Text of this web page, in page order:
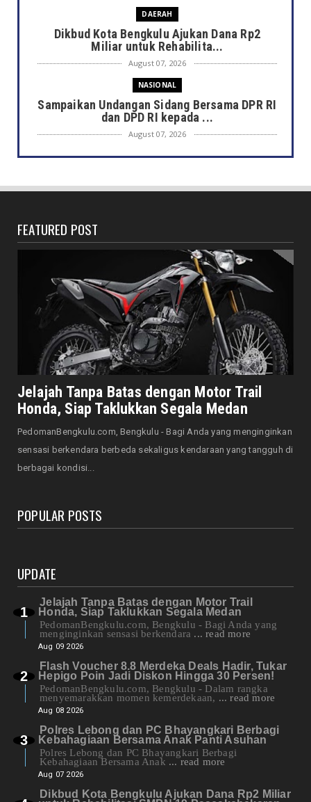
DAERAH
Dikbud Kota Bengkulu Ajukan Dana Rp2
Miliar untuk Rehabilita...
August 07, 2026
NASIONAL
Sampaikan Undangan Sidang Bersama DPR RI
dan DPD RI kepada ...
August 07, 2026
DAERAH
Gelar Lomba Kebersihan...
Jaga Kehormatan Simbol Negara, Walikota:
Jangan Pasang Bende...
August 07, 2026
DAERAH
Bersama Forkopimda, Walikota – Wawali
Bagikan 5.000 Bendera ...
August 07, 2026
JELAJAH
Saat Amal Masjid Keliru, Nasib Negeri
Mengharu-biru
August 07, 2026
Honda CUV e: Motor Listrik Canggih, Penuh
FEATURED POST
Jelajah Tanpa Batas dengan Motor Trail
Honda, Siap Taklukkan Segala Medan
PedomanBengkulu.com, Bengkulu - Bagi Anda yang menginginkan
sensasi berkendara berbeda sekaligus kendaraan yang tangguh di
berbagai kondisi...
POPULAR POSTS
UPDATE
Jelajah Tanpa Batas dengan Motor Trail
Honda, Siap Taklukkan Segala Medan
PedomanBengkulu.com, Bengkulu - Bagi Anda yang
menginginkan sensasi berkendara ... read more
Aug 09 2026
Flash Voucher 8.8 Merdeka Deals Hadir, Tukar
Hepigo Poin Jadi Diskon Hingga 30 Persen!
PedomanBengkulu.com, Bengkulu - Dalam rangka
menyemarakkan momen kemerdekaan, ... read more
Aug 08 2026
Polres Lebong dan PC Bhayangkari Berbagi
Kebahagiaan Bersama Anak Panti Asuhan
Polres Lebong dan PC Bhayangkari Berbagi
Kebahagiaan Bersama Anak ... read more
Aug 07 2026
Dikbud Kota Bengkulu Ajukan Dana Rp2 Miliar